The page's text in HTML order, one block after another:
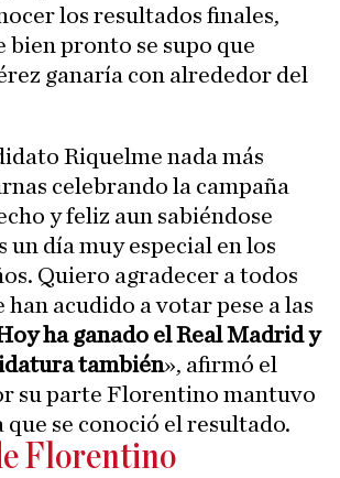
los resultados finales,
bien pronto se supo que
ganaría con alrededor del
Riquelme nada más
celebrando la campaña
y feliz aun sabiéndose
un día muy especial en los
Quiero agradecer a todos
han acudido a votar pese a las
ha ganado el Real Madrid y
también», afirmó el
su parte Florentino mantuvo
que se conoció el resultado.
Florentino